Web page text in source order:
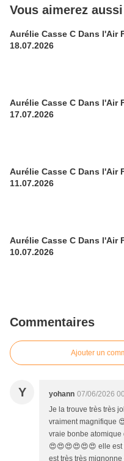
Vous aimerez aussi
Aurélie Casse C Dans l'Air
18.07.2026
Aurélie Casse C Dans l'Air
17.07.2026
Aurélie Casse C Dans l'Air
11.07.2026
Aurélie Casse C Dans l'Air
10.07.2026
Commentaires
Ajouter un
Y yohann 07/06/2026
Je la trouve très très
vraiment magnifique
vraie bonbe
😍😍😍😍😍😍 elle est
est très très